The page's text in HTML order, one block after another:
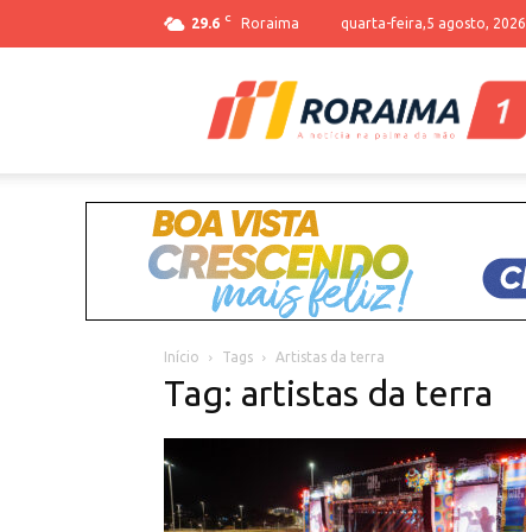
29.6 C Roraima quarta-feira,5 agosto, 2026
Início Tags Artistas da terra
Tag: artistas da terra